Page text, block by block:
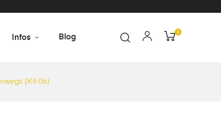
Infos Blog
0
(Kit 06)